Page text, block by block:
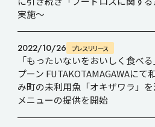
News
Recruit
Contact
実施～
2022/10/26 プレスリリース
「もったいないをおいしく食べ
プーン FUTAKOTAMAGAWAにて
み町の未利用魚「オキザワラ」
メニューの提供を開始